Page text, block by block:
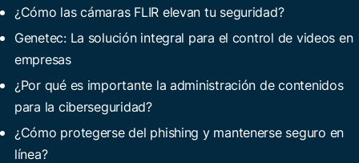
¿Cómo las cámaras FLIR elevan tu seguridad?
Genetec: La solución integral para el control de videos en
empresas
¿Por qué es importante la administración de contenidos
para la ciberseguridad?
¿Cómo protegerse del phishing y mantenerse seguro en
línea?